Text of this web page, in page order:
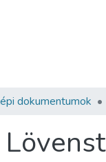
dokumentumok